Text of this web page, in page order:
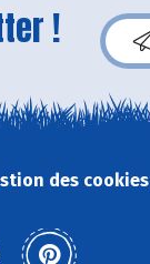
!
des cookies